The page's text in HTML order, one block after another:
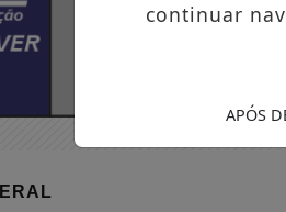
continuar
APÓS